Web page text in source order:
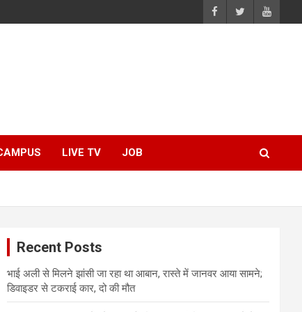
LIVE TV JOB
Recent Posts
भाई अली से मिलने झांसी जा रहा था आबान, रास्ते में जानवर आया सामने;
डिवाइडर से टकराई कार, दो की मौत